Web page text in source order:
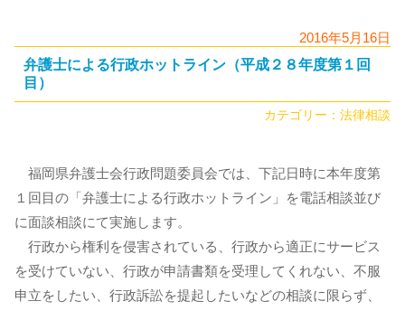
2016年5月16日
弁護士による行政ホットライン（平成２８年度第１回
目）
カテゴリー： 法律相談
福岡県弁護士会行政問題委員会では、下記日時に本年度第
１回目の「弁護士による行政ホットライン」を電話相談並び
に面談相談にて実施します。
行政から権利を侵害されている、行政から適正にサービス
を受けていない、行政が申請書類を受理してくれない、不服
申立をしたい、行政訴訟を提起したいなどの相談に限らず、